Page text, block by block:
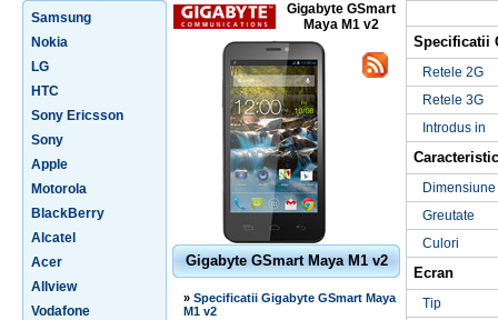
Samsung
Nokia
LG
HTC
Sony Ericsson
Sony
Apple
Motorola
BlackBerry
Alcatel
Acer
Allview
Vodafone
Gigabyte GSmart
Maya M1 v2
Gigabyte GSmart Maya M1 v2
» Specificatii Gigabyte GSmart Maya
M1 v2
Specificatii
Retele 2G
Retele 3G
Introdus in
Dimensiune
Greutate
Culori
Ecran
Tip